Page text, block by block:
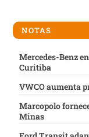
NOTAS
Mercedes-Benz
Curitiba
VWCO aumenta
Marcopolo
Minas